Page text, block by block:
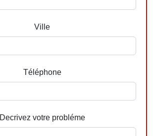
Ville
Téléphone
Decrivez votre probléme